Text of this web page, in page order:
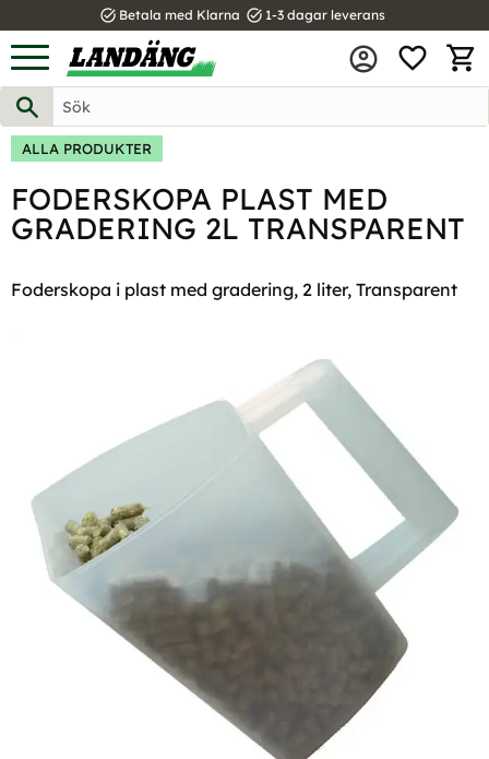
Meny
task_alt Betala med Klarna task_alt 1-3 dagar leverans
ALLA PRODUKTER
FODERSKOPA PLAST MED
GRADERING 2L TRANSPARENT
Foderskopa i plast med gradering, 2 liter, Transparent